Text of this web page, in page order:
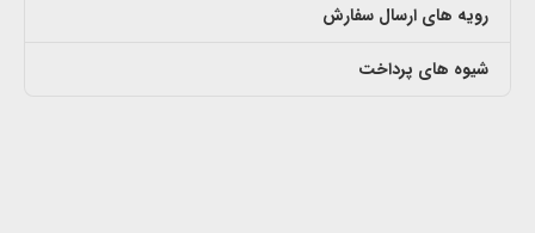
رویه های ارسال سفارش
شیوه های پرداخت